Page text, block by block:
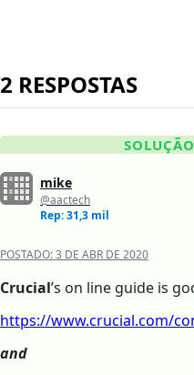
2 RESPOSTAS
mike
@aactech
Rep: 31,3 mil
POSTADO:3 DE ABR DE 2020
Crucial’s on line guide is
https://www.crucial.com/
and